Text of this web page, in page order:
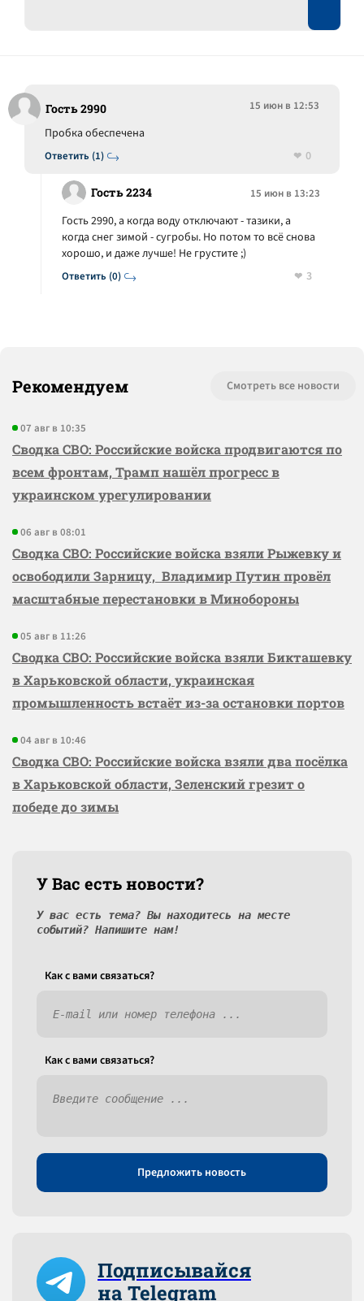
Гость 2990 15 июн в 12:53
Ответить (1)
Пробка обеспечена
0
Гость 2234 15 июн в 13:23
Ответить (0)
Гость 2990, а когда воду отключают - тазики, а
когда снег зимой - сугробы. Но потом то всё снова
хорошо, и даже лучше! Не грустите ;)
3
Рекомендуем Смотреть все новости
07 авг в 10:35
Сводка СВО: Российские войска продвигаются по
всем фронтам, Трамп нашёл прогресс в
украинском урегулировании
06 авг в 08:01
Сводка СВО: Российские войска взяли Рыжевку и
освободили Зарницу, Владимир Путин провёл
масштабные перестановки в Минобороны
05 авг в 11:26
Сводка СВО: Российские войска взяли Бикташевку
в Харьковской области, украинская
промышленность встаёт из-за остановки портов
04 авг в 10:46
Сводка СВО: Российские войска взяли два посёлка
в Харьковской области, Зеленский грезит о
победе до зимы
У Вас есть новости?
У вас есть тема? Вы находитесь на месте
событий? Напишите нам!
Как c вами связаться?
Как c вами связаться?
Предложить новость
Подписывайся
на Telegram